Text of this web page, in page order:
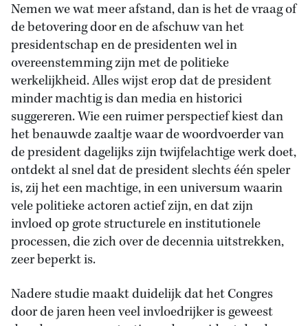
Nemen we wat meer afstand, dan is het de vraag of
de betovering door en de afschuw van het
presidentschap en de presidenten wel in
overeenstemming zijn met de politieke
werkelijkheid. Alles wijst erop dat de president
minder machtig is dan media en historici
suggereren. Wie een ruimer perspectief kiest dan
het benauwde zaaltje waar de woordvoerder van
de president dagelijks zijn twijfelachtige werk doet,
ontdekt al snel dat de president slechts één speler
is, zij het een machtige, in een universum waarin
vele politieke actoren actief zijn, en dat zijn
invloed op grote structurele en institutionele
processen, die zich over de decennia uitstrekken,
zeer beperkt is.
Nadere studie maakt duidelijk dat het Congres
door de jaren heen veel invloedrijker is geweest